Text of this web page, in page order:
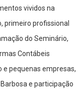
vividos na
primeiro profissional
do Seminário,
Contábeis
e pequenas empresas,
e participação